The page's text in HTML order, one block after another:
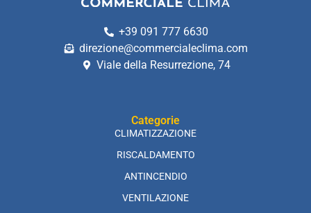
+39 091 777 6630
direzione@commercialeclima.com
Viale della Resurrezione, 74
Categorie
CLIMATIZZAZIONE
RISCALDAMENTO
ANTINCENDIO
VENTILAZIONE